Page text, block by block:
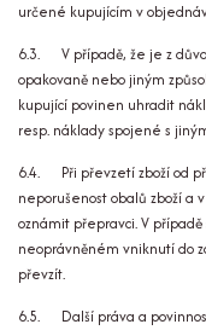
určené kupujícím v
6.3. V případě, že je z
opakovaně nebo jiným
kupující povinen uhradit
resp. náklady spojené s
6.4. Při převzetí zboží od
neporušenost obalů zboží a
oznámit přepravci. V
neoprávněném vniknutí do
převzít.
6.5. Další práva a